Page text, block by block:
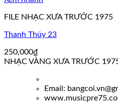
FILE NHẠC XƯA TRƯỚC 1975
Thanh Thúy 23
250,000₫
NHẠC VÀNG XƯA TRƯỚC
Email: